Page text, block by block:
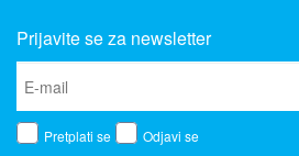
Prijavite se za newsletter
Pretplati se Odjavi se